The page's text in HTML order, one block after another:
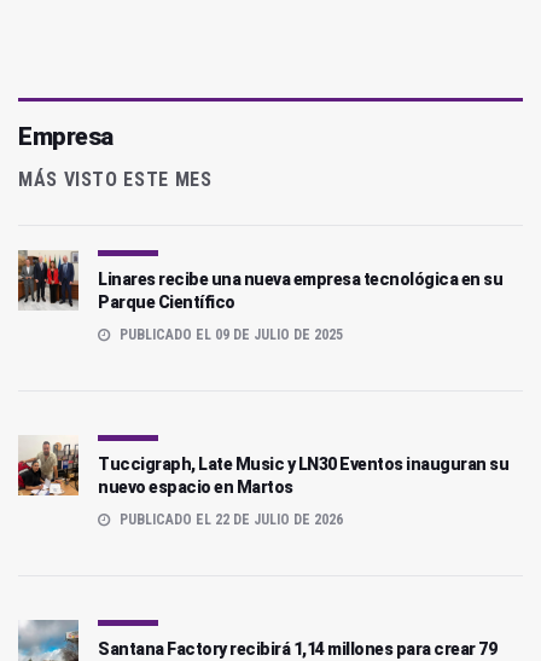
Empresa
MÁS VISTO ESTE MES
Linares recibe una nueva empresa tecnológica en su
Parque Científico
PUBLICADO EL 09 DE JULIO DE 2025
Tuccigraph, Late Music y LN30 Eventos inauguran su
nuevo espacio en Martos
PUBLICADO EL 22 DE JULIO DE 2026
Santana Factory recibirá 1,14 millones para crear 79